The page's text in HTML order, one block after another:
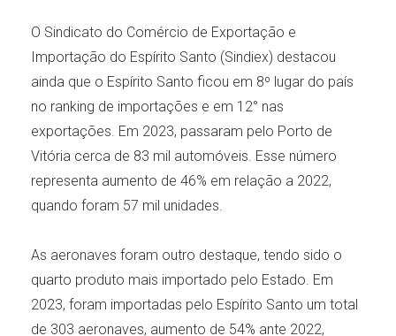
O Sindicato do Comércio de Exportação e
Importação do Espírito Santo (Sindiex) destacou
ainda que o Espírito Santo ficou em 8º lugar do país
no ranking de importações e em 12° nas
exportações. Em 2023, passaram pelo Porto de
Vitória cerca de 83 mil automóveis. Esse número
representa aumento de 46% em relação a 2022,
quando foram 57 mil unidades.
As aeronaves foram outro destaque, tendo sido o
quarto produto mais importado pelo Estado. Em
2023, foram importadas pelo Espírito Santo um total
de 303 aeronaves, aumento de 54% ante 2022,